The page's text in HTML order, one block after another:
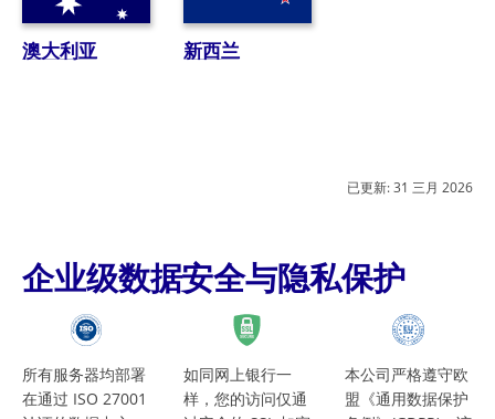
澳大利亚 新西兰
已更新:31 三月 2026
企业级数据安全与隐私保护
所有服务器均部署
在通过 ISO 27001
如同网上银行一
样，您的访问仅通
本公司严格遵守欧
盟《通用数据保护